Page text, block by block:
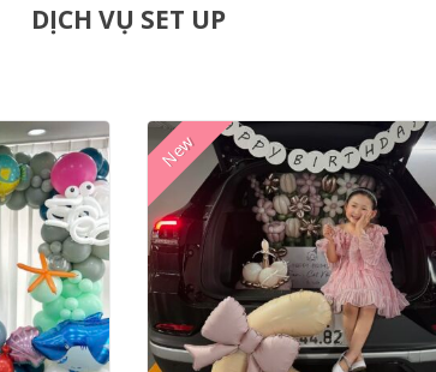
DỊCH VỤ SET UP
New